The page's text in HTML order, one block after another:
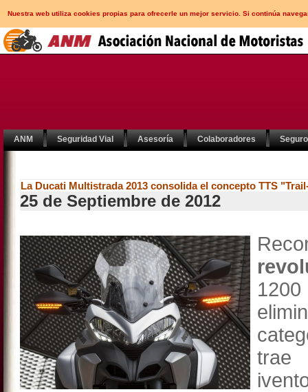
Nuestra web utiliza cookies propias para ofrecerle un mejor servicio. Si continúa
ANM Seguridad Vial Asesoría Colaboradores
La Ducati Multistrada 2013 consolida el concepto TTS
25 de Septiembre de 2012
1200
trae